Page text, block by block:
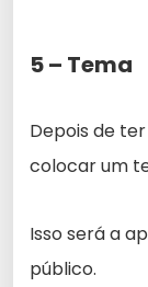
5 – Tema
Depois de
colocar um
Isso será a
público.